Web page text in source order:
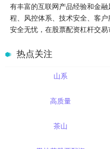
有丰富的互联网产品经验和金
程、风控体系、技术安全、客
安全无忧，在股票配资杠杆交易
热点关注
山系
高质量
茶山